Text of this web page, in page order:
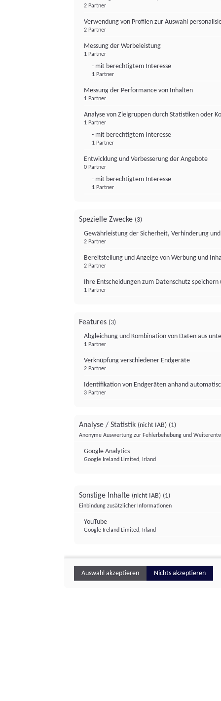
2 Partner
Verwendung von Profilen zur Auswahl
2 Partner
Messung der Werbeleistung
1 Partner
- mit berechtigtem Interesse
1 Partner
Messung der Performance von Inhalten
1 Partner
Analyse von Zielgruppen durch Statistiken oder
1 Partner
- mit berechtigtem Interesse
1 Partner
Entwicklung und Verbesserung der Angebote
0 Partner
- mit berechtigtem Interesse
1 Partner
Spezielle Zwecke (3)
Gewährleistung der Sicherheit, Verhinderung
2 Partner
Bereitstellung und Anzeige von Werbung und
2 Partner
Ihre Entscheidungen zum Datenschutz
1 Partner
Features (3)
Abgleichung und Kombination von Daten aus
1 Partner
Verknüpfung verschiedener Endgeräte
2 Partner
Identifikation von Endgeräten anhand
3 Partner
Analyse / Statistik (nicht IAB) (1)
Anonyme Auswertung zur Fehlerbehebung und
Google Analytics
Google Ireland Limited, Irland
Sonstige Inhalte (nicht IAB) (1)
Einbindung zusätzlicher Informationen
YouTube
Google Ireland Limited, Irland
Auswahl akzeptieren Nichts akzeptieren